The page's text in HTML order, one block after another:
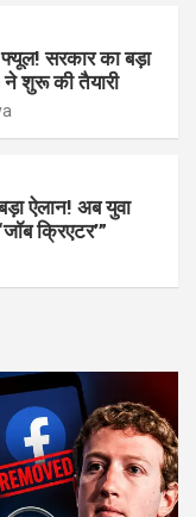
सरकार का बड़ा
शुरू की तैयारी
ऐलान! अब युवा
क्रिएटर’”